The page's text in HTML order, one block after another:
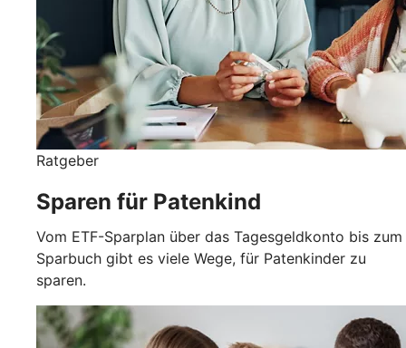
Ratgeber
Sparen für Patenkind
Vom ETF-Sparplan über das Tagesgeldkonto bis zum
Sparbuch gibt es viele Wege, für Patenkinder zu
sparen.